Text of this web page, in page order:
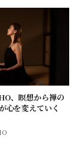
、瞑想から禅の
心を変えていく